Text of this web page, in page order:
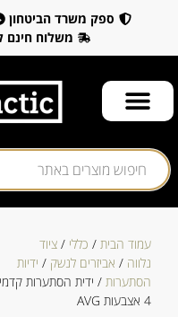
ספק משרד הביטחון
משלוח חינם
עמוד הבית / כללי / ציוד
נלווה / אביזרים לנשק / ידיות
הסתערות / ידית הסתערות
4 אצבעות AVG